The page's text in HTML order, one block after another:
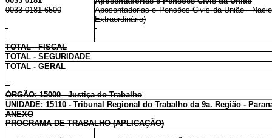
0033 0181 6500
Aposentadorias e Pensões Civis da União -
Extraordinário)
TOTAL - FISCAL
TOTAL - SEGURIDADE
TOTAL - GERAL
ÓRGÃO: 15000 - Justiça do Trabalho
UNIDADE: 15110 - Tribunal Regional do Trabalho da 9a. Região -
ANEXO
PROGRAMA DE TRABALHO (APLICAÇÃO)